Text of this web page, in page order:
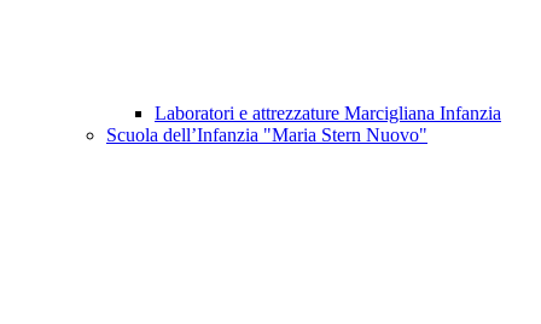
Laboratori e attrezzature Marcigliana Infanzia
Scuola dell’Infanzia "Maria Stern Nuovo"